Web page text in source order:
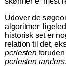
Udover de
algoritmen
historisk set er
relation til det,
perlesten
perlesten randers.